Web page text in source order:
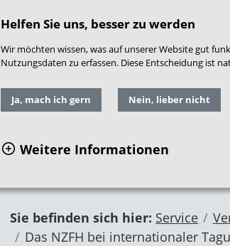
Helfen Sie uns, besser zu werden
Wir möchten wissen, was auf unserer Website gut
Nutzungsdaten zu erfassen. Diese Entscheidung ist
Ja, mach ich gern Nein, lieber nicht
Weitere Informationen
Readspeaker|
Sie befinden sich hier: Service
Das NZFH bei internationaler